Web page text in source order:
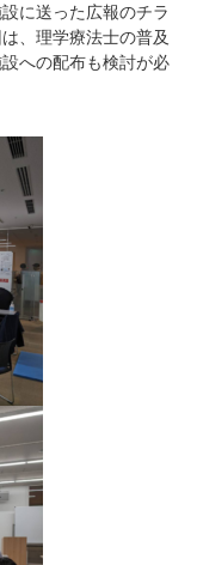
に送った広報のチラ
、理学療法士の普及
への配布も検討が必